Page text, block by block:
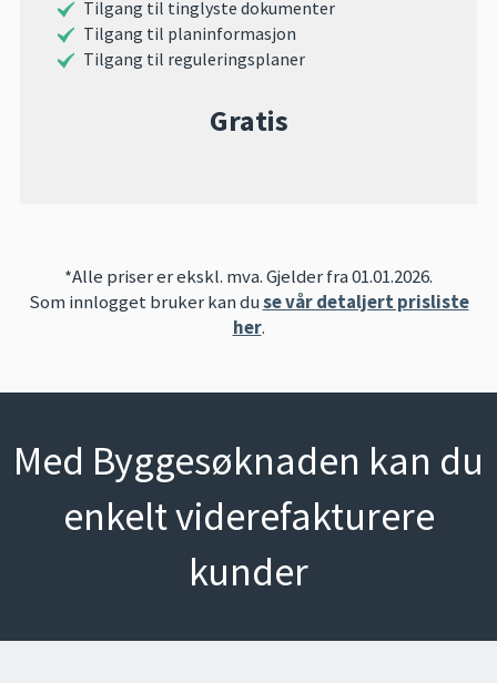
Tilgang til tinglyste dokumenter
Tilgang til planinformasjon
Tilgang til reguleringsplaner
Gratis
*Alle priser er ekskl. mva. Gjelder fra 01.01.2026.
Som innlogget bruker kan duse vår detaljert prisliste
her.
Med Byggesøknaden kan du
enkelt viderefakturere
kunder